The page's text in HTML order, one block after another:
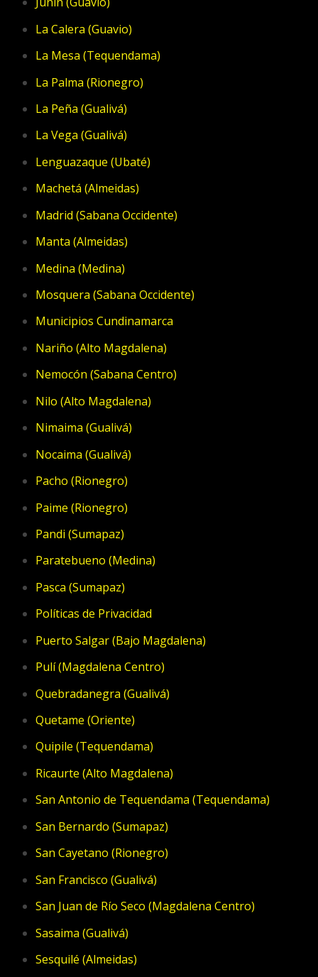
La Calera (Guavio)
La Mesa (Tequendama)
La Palma (Rionegro)
La Peña (Gualivá)
La Vega (Gualivá)
Lenguazaque (Ubaté)
Machetá (Almeidas)
Madrid (Sabana Occidente)
Manta (Almeidas)
Medina (Medina)
Mosquera (Sabana Occidente)
Municipios Cundinamarca
Nariño (Alto Magdalena)
Nemocón (Sabana Centro)
Nilo (Alto Magdalena)
Nimaima (Gualivá)
Nocaima (Gualivá)
Pacho (Rionegro)
Paime (Rionegro)
Pandi (Sumapaz)
Paratebueno (Medina)
Pasca (Sumapaz)
Políticas de Privacidad
Puerto Salgar (Bajo Magdalena)
Pulí (Magdalena Centro)
Quebradanegra (Gualivá)
Quetame (Oriente)
Quipile (Tequendama)
Ricaurte (Alto Magdalena)
San Antonio de Tequendama (Tequendama)
San Bernardo (Sumapaz)
San Cayetano (Rionegro)
San Francisco (Gualivá)
San Juan de Río Seco (Magdalena Centro)
Sasaima (Gualivá)
Sesquilé (Almeidas)